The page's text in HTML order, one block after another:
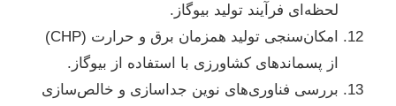
لحظه‌ای فرآیند تولید بیوگاز.
امکان‌سنجی تولید همزمان برق و حرارت (CHP)
از پسماندهای کشاورزی با استفاده از بیوگاز.
بررسی فناوری‌های نوین جداسازی و خالص‌سازی